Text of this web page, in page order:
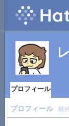
プロフィール
プロフィール 最